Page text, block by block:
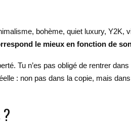
bohème, quiet luxury,
le mieux en fonction de
Tu n’es pas obligé de rentrer
: non pas dans la copie, mais